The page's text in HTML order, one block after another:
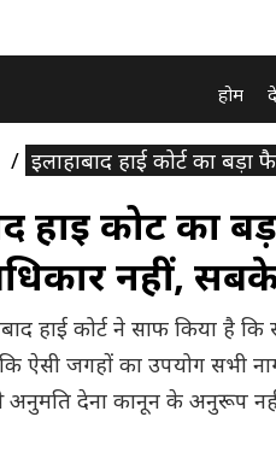
होम
इलाहाबाद हाई कोर्ट का
हाई कोर्ट का
नहीं,
हाई कोर्ट ने साफ किया है
ऐसी जगहों का उपयोग सभी
अनुमति देना कानून के अनुरूप